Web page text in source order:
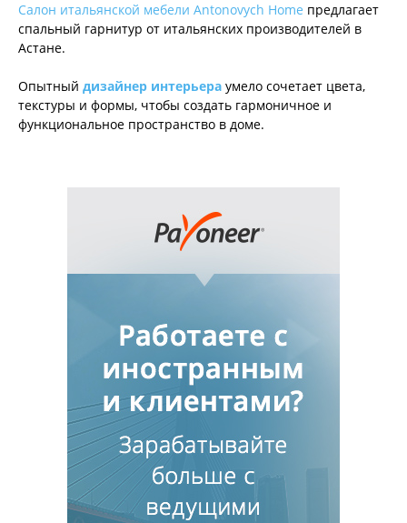
Салон итальянской мебели Antonovych Home предлагает
спальный гарнитур от итальянских производителей в
Астане.
Опытный дизайнер интерьера умело сочетает цвета,
текстуры и формы, чтобы создать гармоничное и
функциональное пространство в доме.